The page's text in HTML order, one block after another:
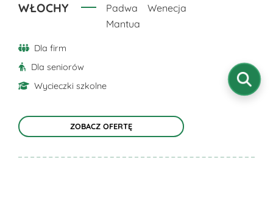
produktu
WŁOCHY
Padwa
Wenecja
Mantua
Dla firm
Dla seniorów
Wycieczki szkolne
ZOBACZ OFERTĘ